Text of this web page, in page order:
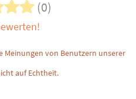
(0)
Meinungen von Benutzern unserer
auf Echtheit.